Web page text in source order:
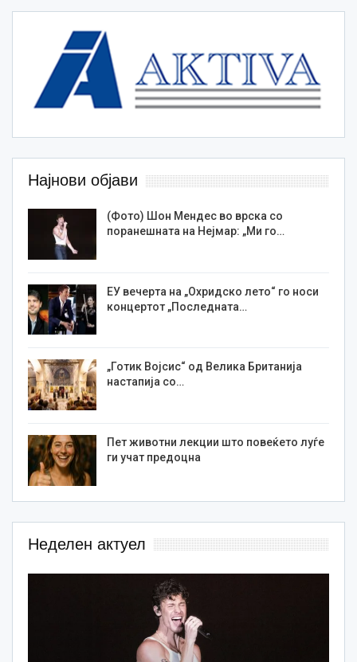
Најнови објави
(Фото) Шон Мендес во врска со
поранешната на Нејмар: „Ми го…
ЕУ вечерта на „Охридско лето“ го носи
концертот „Последната…
„Готик Војсис“ од Велика Британија
настапија со…
Пет животни лекции што повеќето луѓе
ги учат предоцна
Неделен актуел